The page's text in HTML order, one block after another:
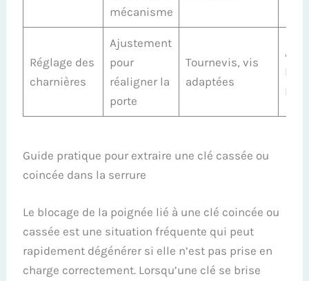
mécanisme
Réglage des
charnières
Ajustement
pour
réaligner la
porte
Tournevis, vis
adaptées
Dom
Guide pratique pour extraire une clé cassée ou
coincée dans la serrure
Le blocage de la poignée lié à une clé coincée ou
cassée est une situation fréquente qui peut
rapidement dégénérer si elle n’est pas prise en
charge correctement. Lorsqu’une clé se brise